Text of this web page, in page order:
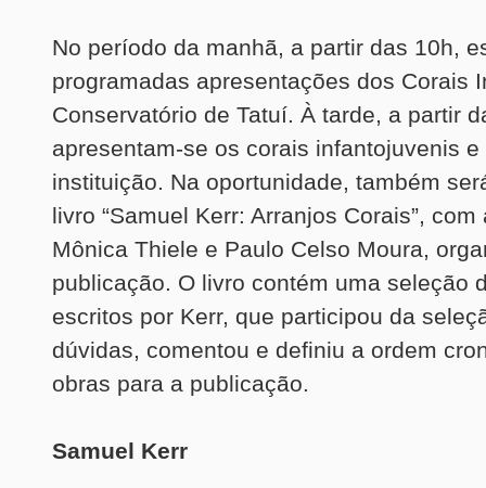
No período da manhã, a partir das 10h,
programadas apresentações dos Corais
Conservatório de Tatuí. À tarde, a partir
apresentam-se os corais infantojuvenis
instituição. Na oportunidade, também
livro “Samuel Kerr: Arranjos Corais”,
Mônica Thiele e Paulo Celso Moura,
publicação. O livro contém uma seleção
escritos por Kerr, que participou da
dúvidas, comentou e definiu a ordem
obras para a publicação.
Samuel Kerr